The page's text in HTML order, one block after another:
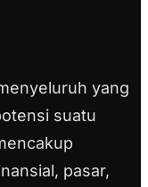
yang
suatu
pasar,